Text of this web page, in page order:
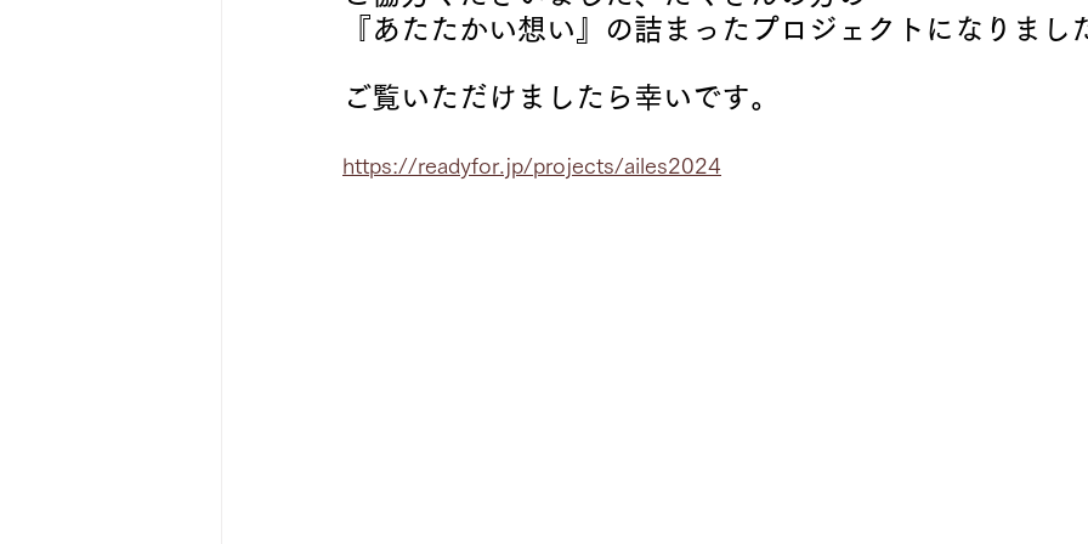
『あたたかい想い』の詰まったプロジェクトになりまし
ご覧いただけましたら幸いです。
https://readyfor.jp/projects/ailes2024